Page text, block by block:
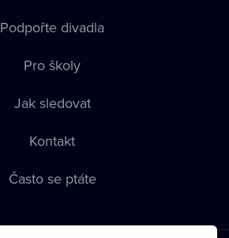
Podpořte divadla
Pro školy
Jak sledovat
Kontakt
Často se ptáte